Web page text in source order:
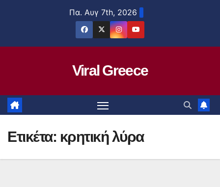
Πα. Αυγ 7th, 2026
Viral Greece
Ετικέτα: κρητική λύρα